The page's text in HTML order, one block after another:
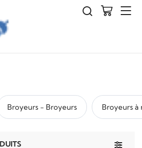
Broyeurs - Broyeurs Broyeurs à
Toggle